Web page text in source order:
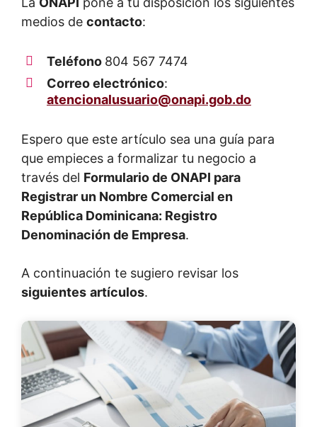
medios de contacto:
Teléfono 804 567 7474
Correoelectrónico:
atencionalusuario@onapi.gob.do
Espero que este artículo sea una guía para
que empieces a formalizar tu negocio a
través del Formulario de ONAPI para
Registrar un Nombre Comercial en
República Dominicana: Registro
Denominación de Empresa.
A continuación te sugiero revisar los
siguientes artículos.